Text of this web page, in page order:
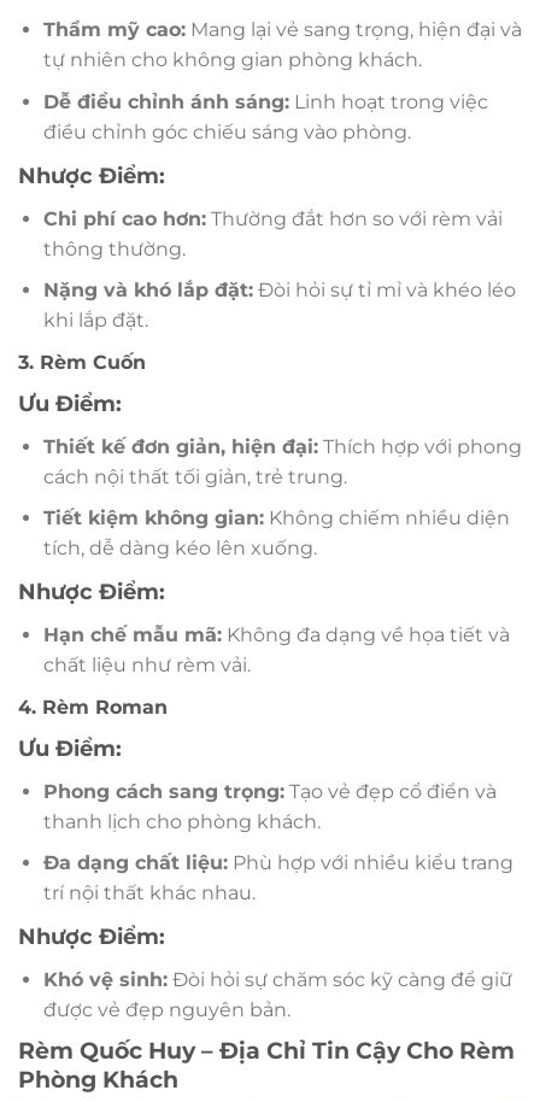
Thẩm mỹ cao:Mang lại vẻ sang trọng, hiện đại và
tự nhiên cho không gian phòng khách.
Dễ điều chỉnh ánh sáng:Linh hoạt trong việc
điều chỉnh góc chiếu sáng vào phòng.
Nhược Điểm:
Chi phí cao hơn:Thường đắt hơn so với rèm vải
thông thường.
Nặng và khó lắp đặt:Đòi hỏi sự tỉ mỉ và khéo léo
khi lắp đặt.
3. Rèm Cuốn
Ưu Điểm:
Thiết kế đơn giản, hiện đại:Thích hợp với phong
cách nội thất tối giản, trẻ trung.
Tiết kiệm không gian:Không chiếm nhiều diện
tích, dễ dàng kéo lên xuống.
Nhược Điểm:
Hạn chế mẫu mã:Không đa dạng về họa tiết và
chất liệu như rèm vải.
4. Rèm Roman
Ưu Điểm:
Phong cách sang trọng:Tạo vẻ đẹp cổ điển và
thanh lịch cho phòng khách.
Đa dạng chất liệu:Phù hợp với nhiều kiểu trang
trí nội thất khác nhau.
Nhược Điểm:
Khó vệ sinh:Đòi hỏi sự chăm sóc kỹ càng để giữ
được vẻ đẹp nguyên bản.
Rèm Quốc Huy – Địa Chỉ Tin Cậy Cho Rèm
Phòng Khách